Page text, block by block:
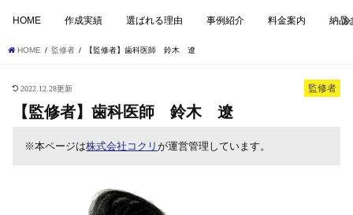
HOME 作成実績 選ばれる理由 事例紹介 料金案内 納品
HOME 監修者 【監修者】歯科医師 鈴木 遼
監修者
2022.12.28更新
【監修者】歯科医師 鈴木 遼
※本ページは株式会社コクリが運営管理しています。